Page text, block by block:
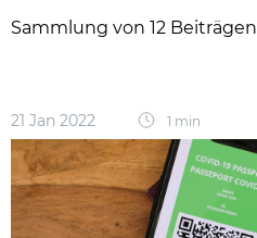
Sammlung von 12 Beiträgen
21 Jan 2022 1 min